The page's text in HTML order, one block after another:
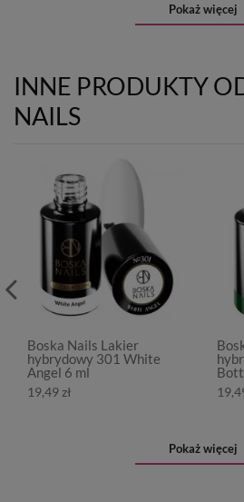
Pokaż więcej
INNE PRODUKTY
NAILS
Boska Nails Lakier
hybrydowy 301 White
Angel 6 ml
19,49 zł
Pokaż więcej